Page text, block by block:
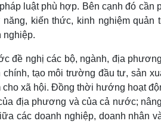
luật phù hợp. Bên cạnh đó cần
năng, kiến thức, kinh nghiệm
nghiệp.
đề nghị các bộ, ngành, địa
chính, tạo môi trường đầu tư, sản
cho xã hội. Đồng thời hướng hoạt
địa phương và của cả nước;
các doanh nghiệp, doanh nhân